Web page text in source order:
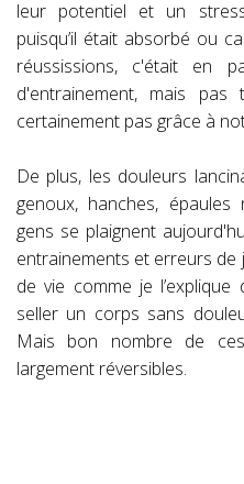
leur potentiel et un
puisqu’il était absorbé ou
réussissions, c'était en
d'entrainement, mais
certainement pas grâce à
De plus, les douleurs
genoux, hanches,
gens se plaignent
entrainements et erreurs
de vie comme je
seller un corps sans
Mais bon nombre de
largement réversibles.